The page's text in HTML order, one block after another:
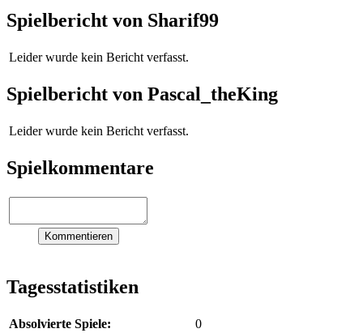
Spielbericht von Sharif99
Leider wurde kein Bericht verfasst.
Spielbericht von Pascal_theKing
Leider wurde kein Bericht verfasst.
Spielkommentare
Kommentieren
Tagesstatistiken
Absolvierte Spiele:
0